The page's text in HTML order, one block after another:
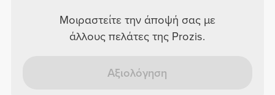
Μοιραστείτε την άποψή σας με
άλλους πελάτες της Prozis.
Αξιολόγηση